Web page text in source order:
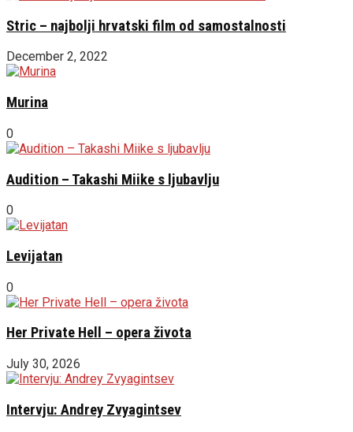
Stric – najbolji hrvatski film od samostalnosti
December 2, 2022
Murina
0
Audition – Takashi Miike s ljubavlju
0
Levijatan
0
Her Private Hell – opera života
July 30, 2026
Intervju: Andrey Zvyagintsev